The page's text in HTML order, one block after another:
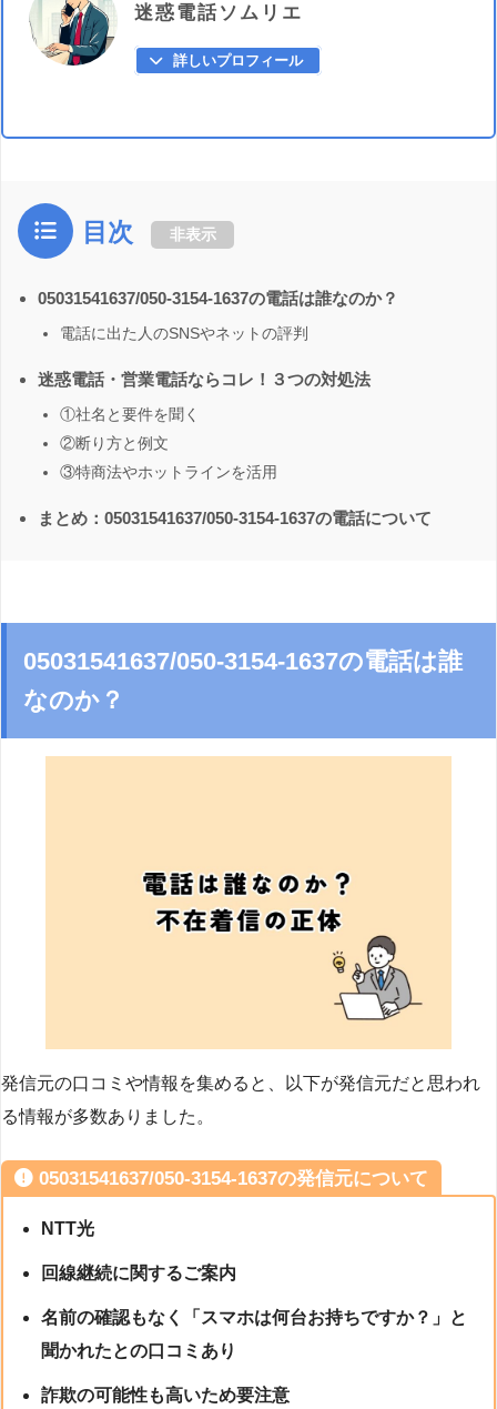
迷惑電話ソムリエ
詳しいプロフィール
目次 非表示
05031541637/050-3154-1637の電話は誰なのか？
電話に出た人のSNSやネットの評判
迷惑電話・営業電話ならコレ！３つの対処法
①社名と要件を聞く
②断り方と例文
③特商法やホットラインを活用
まとめ：05031541637/050-3154-1637の電話について
05031541637/050-3154-1637の電話は誰
なのか？
発信元の口コミや情報を集めると、以下が発信元だと思われ
る情報が多数ありました。
05031541637/050-3154-1637の発信元について
NTT光
回線継続に関するご案内
名前の確認もなく「スマホは何台お持ちですか？」と
聞かれたとの口コミあり
詐欺の可能性も高いため要注意